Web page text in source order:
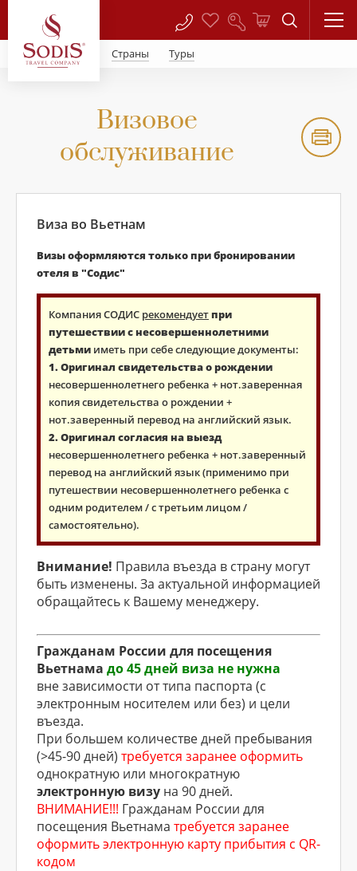
Страны Туры
Визовое
обслуживание
Виза во Вьетнам
Визы оформляются только при бронировании
отеля в "Содис"
Компания СОДИС рекомендуетпри
путешествии с несовершеннолетними
детьми иметь при себе следующие документы:
1. Оригинал свидетельства о рождении
несовершеннолетнего ребенка + нот.заверенная
копия свидетельства о рождении +
нот.заверенный перевод на английский язык.
2. Оригинал согласия на выезд
несовершеннолетнего ребенка + нот.заверенный
перевод на английский язык (применимо при
путешествии несовершеннолетнего ребенка с
одним родителем / с третьим лицом /
самостоятельно).
Внимание! Правила въезда в страну могут
быть изменены. За актуальной информацией
обращайтесь к Вашему менеджеру.
Гражданам России для посещения
Вьетнама до 45 дней виза не нужна
вне зависимости от типа паспорта (с
электронным носителем или без) и цели
въезда.
При большем количестве дней пребывания
(>45-90 дней) требуется заранее оформить
однократную или многократную
электронную визу на 90 дней.
ВНИМАНИЕ!!! Гражданам России для
посещения Вьетнама требуется заранее
оформить электронную карту прибытия с QR-
кодом